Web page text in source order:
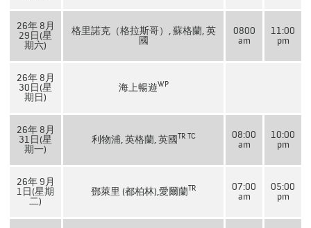
26年 8月
29日(星
期六)
格里諾克（格拉斯哥）, 蘇格蘭, 英
國
0800
am
11:00
pm
26年 8月
30日(星
期日)
海上暢遊WP
26年 8月
31日(星
期一)
利物浦, 英格蘭, 英國 TR TC
08:00
am
10:00
pm
26年 9月
1日(星期
二)
鄧萊里 (都柏林),愛爾蘭 TR
07:00
am
05:00
pm